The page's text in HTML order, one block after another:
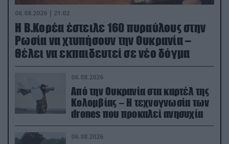
06.08.2026 | 21:02
Η Β.Κορέα έστειλε 160 πυραύλους στην
Ρωσία να χτυπήσουν την Ουκρανία –
Θέλει να εκπαιδευτεί σε νέο δόγμα
06.08.2026
Από την Ουκρανία στα καρτέλ της
Κολομβίας – Η τεχνογνωσία των
drones που προκαλεί ανησυχία
06.08.2026